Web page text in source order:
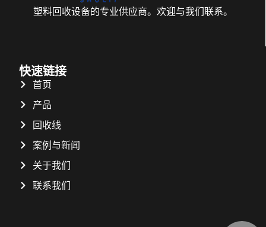
塑料回收设备的专业供应商。欢迎与我们联系。
快速链接
首页
产品
回收线
案例与新闻
关于我们
联系我们